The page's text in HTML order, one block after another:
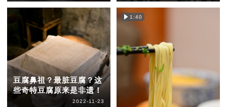
豆腐鼻祖？最脏豆腐？这
些奇特豆腐原来是非遗！
2022-11-23
1:40